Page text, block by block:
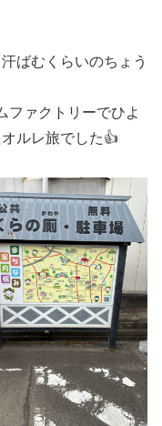
ばむくらいのちょう
ファクトリーでひよ
ルレ旅でした👍